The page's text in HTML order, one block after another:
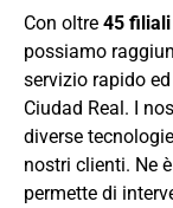
Con oltre 45 filiali
possiamo
servizio rapido
Ciudad Real. I
diverse
nostri clienti. Ne
permette di